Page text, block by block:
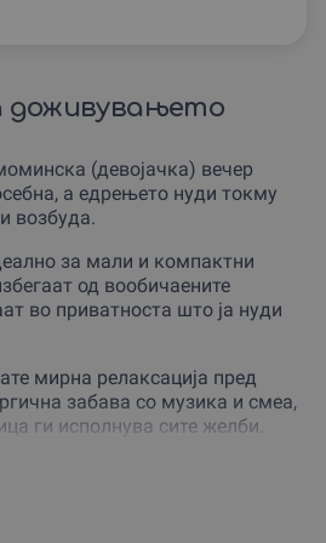
доживувањето
(девојачка) вечер
а едрењето нуди токму
возбуда.
за мали и компактни
од вообичаените
во приватноста што ја нуди
мирна релаксација пред
забава со музика и смеа,
ги исполнува сите желби.
вие истовремено ја